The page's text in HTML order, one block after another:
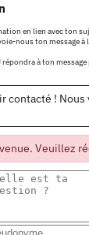
en lien avec ton
nous ton message à
à ton
contacté !
Veuillez